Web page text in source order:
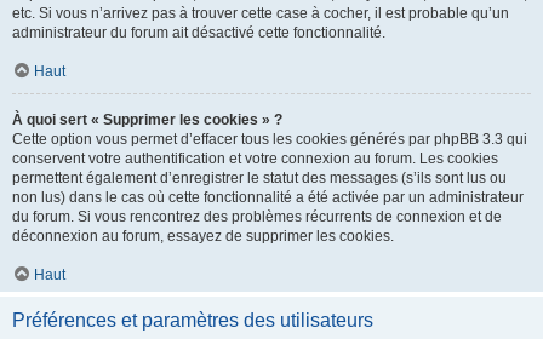
etc. Si vous n’arrivez pas à trouver cette case à cocher, il est probable qu’un
administrateur du forum ait désactivé cette fonctionnalité.
Haut
À quoi sert « Supprimer les cookies » ?
Cette option vous permet d’effacer tous les cookies générés par phpBB 3.3 qui
conservent votre authentification et votre connexion au forum. Les cookies
permettent également d’enregistrer le statut des messages (s’ils sont lus ou
non lus) dans le cas où cette fonctionnalité a été activée par un administrateur
du forum. Si vous rencontrez des problèmes récurrents de connexion et de
déconnexion au forum, essayez de supprimer les cookies.
Haut
Préférences et paramètres des utilisateurs